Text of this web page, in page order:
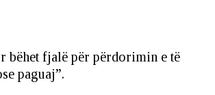
bëhet fjalë për përdorimin e të
paguaj”.